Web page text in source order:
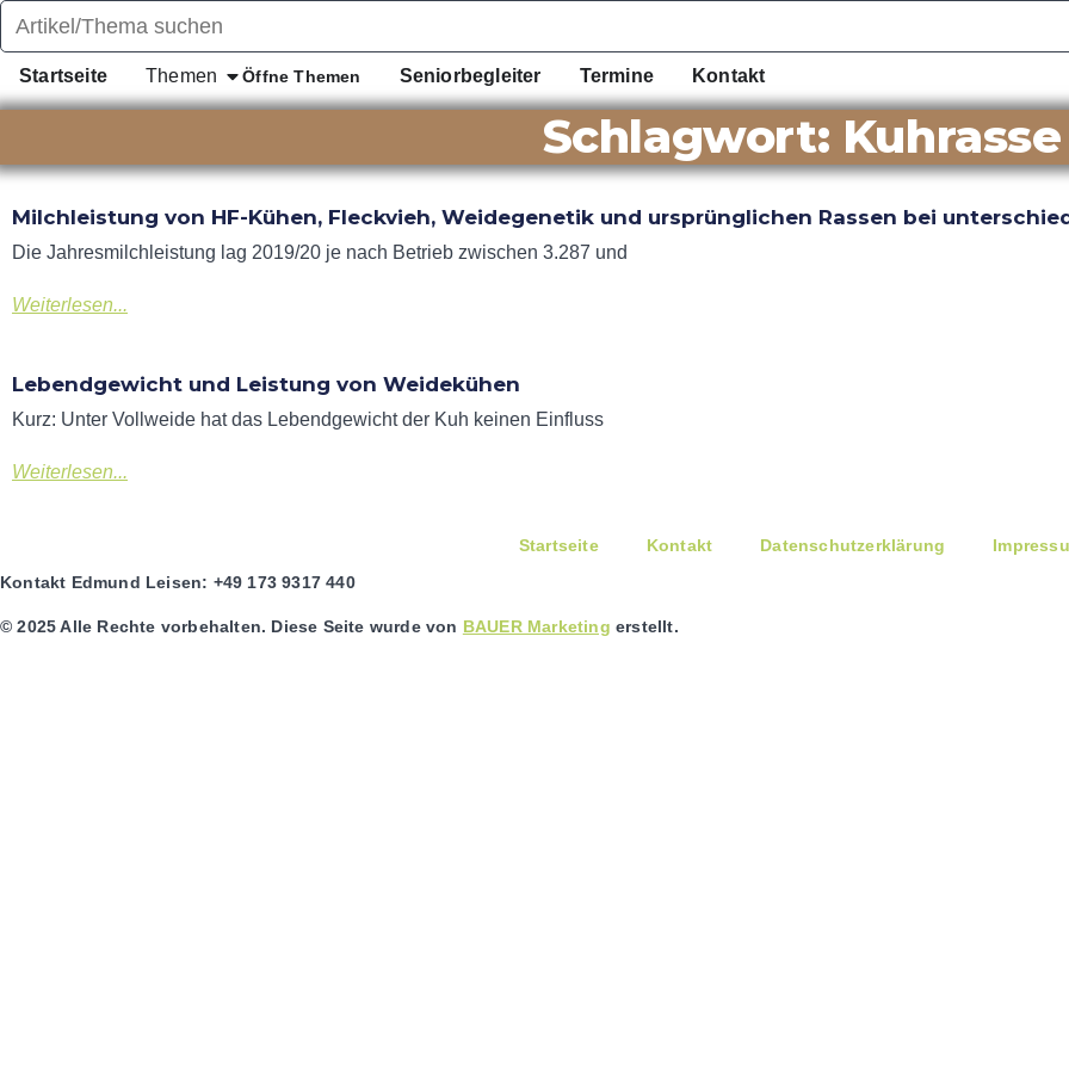
Startseite Themen Öffne Themen Seniorbegleiter Termine Kontakt
Schlagwort: Kuhrasse
Milchleistung von HF-Kühen, Fleckvieh, Weidegenetik und ursprünglichen Rassen bei
Die Jahresmilchleistung lag 2019/20 je nach Betrieb zwischen 3.287 und
Weiterlesen...
Lebendgewicht und Leistung von Weidekühen
Kurz: Unter Vollweide hat das Lebendgewicht der Kuh keinen Einfluss
Weiterlesen...
Startseite Kontakt Datenschutzerklärung
Kontakt Edmund Leisen: +49 173 9317 440
© 2025 Alle Rechte vorbehalten. Diese Seite wurde von BAUER Marketing erstellt.